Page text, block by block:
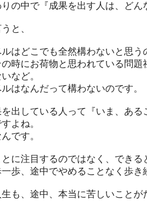
の中で『成果を出す人は、どん
と、
はどこでも全然構わないと思う
時にお荷物と思われている問
など。
はなんだって構わないのです。
出している人って『いま、ある
よね。
です。
に注目するのではなく、できる
歩、途中でやめることなく歩き
も、途中、本当に苦しいこと